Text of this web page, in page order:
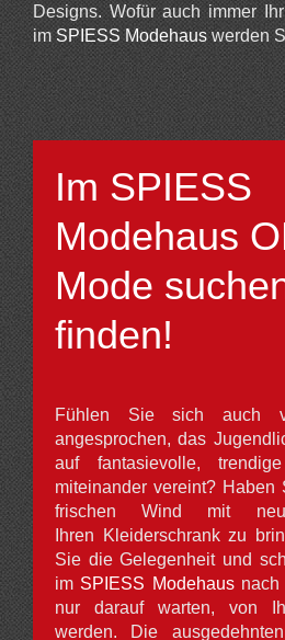
Designs. Wofür auch immer
imSPIESS Modehauswerden
Im SPIESS
Modehaus
Mode
finden!
Fühlen Sie sich auch
angesprochen, das
auf fantasievolle,
miteinander vereint? Haben
frischen Wind mit
Ihren Kleiderschrank zu
Sie die Gelegenheit und
im SPIESS Modehausnach
nur darauf warten, von
werden. Die